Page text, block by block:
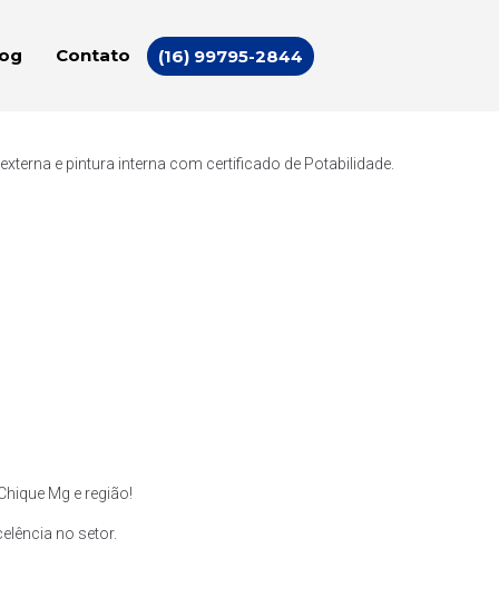
Contato (16) 99795-2844
e pintura interna com certificado de Potabilidade.
Mg e região!
no setor.